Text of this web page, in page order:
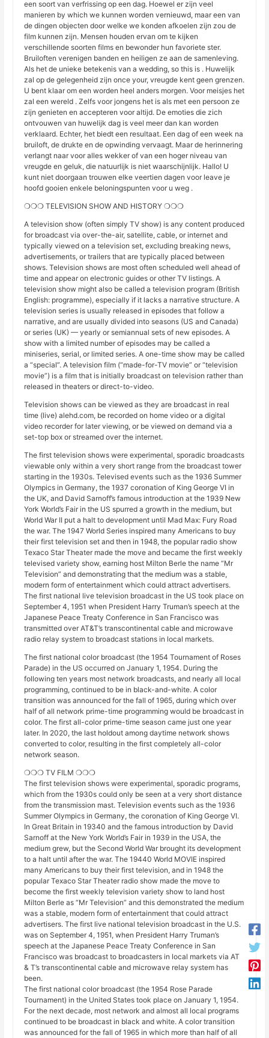
een soort van verfrissing op een dag. Hoewel er zijn veel
manieren by which we kunnen worden vernieuwd, maar een van
de dingen objecten door welke we konden afkoelen zijn zou de
film kunnen zijn. Mensen houden ervan om te kijken
verschillende soorten films en bewonder hun favoriete ster.
Bruiloften verenigen banden en heiligen ze aan de samenleving.
Als het de unieke betekenis van a wedding, so this is . Huwelijk
zal op de gelegenheid zijn once your, vreugde kent geen grenzen.
U bent klaar om een worden heel anders morgen. Voor meisjes het
zal een wereld . Zelfs voor jongens het is als met een persoon ze
zijn genieten en accepteren voor altijd. De emoties die zich
ontvouwen van huwelijk dag is veel meer dan kan worden
verklaard. Echter, het biedt een resultaat. Een dag of een week na
bruiloft, de drukte en de opwinding vervaagt. Maar de herinnering
verlangt naar voor alles wekker of van een hoger niveau van
vreugde en geluk, die natuurlijk is niet waarschijnlijk. Hallo! U
kunt niet doorgaan trouwen elke veertien dagen voor leave je
hoofd gooien enkele beloningspunten voor u weg .
❍❍❍ TELEVISION SHOW AND HISTORY ❍❍❍
A television show (often simply TV show) is any content produced
for broadcast via over-the-air, satellite, cable, or internet and
typically viewed on a television set, excluding breaking news,
advertisements, or trailers that are typically placed between
shows. Television shows are most often scheduled well ahead of
time and appear on electronic guides or other TV listings. A
television show might also be called a television program (British
English: programme), especially if it lacks a narrative structure. A
television series is usually released in episodes that follow a
narrative, and are usually divided into seasons (US and Canada)
or series (UK) — yearly or semiannual sets of new episodes. A
show with a limited number of episodes may be called a
miniseries, serial, or limited series. A one-time show may be called
a “special”. A television film (“made-for-TV movie” or “television
movie”) is a film that is initially broadcast on television rather than
released in theaters or direct-to-video.
Television shows can be viewed as they are broadcast in real
time (live) alehd.com, be recorded on home video or a digital
video recorder for later viewing, or be viewed on demand via a
set-top box or streamed over the internet.
The first television shows were experimental, sporadic broadcasts
viewable only within a very short range from the broadcast tower
starting in the 1930s. Televised events such as the 1936 Summer
Olympics in Germany, the 1937 coronation of King George VI in
the UK, and David Sarnoff’s famous introduction at the 1939 New
York World’s Fair in the US spurred a growth in the medium, but
World War II put a halt to development until Mad Max: Fury Road
the war. The 1947 World Series inspired many Americans to buy
their first television set and then in 1948, the popular radio show
Texaco Star Theater made the move and became the first weekly
televised variety show, earning host Milton Berle the name “Mr
Television” and demonstrating that the medium was a stable,
modern form of entertainment which could attract advertisers.
The first national live television broadcast in the US took place on
September 4, 1951 when President Harry Truman’s speech at the
Japanese Peace Treaty Conference in San Francisco was
transmitted over AT&T’s transcontinental cable and microwave
radio relay system to broadcast stations in local markets.
The first national color broadcast (the 1954 Tournament of Roses
Parade) in the US occurred on January 1, 1954. During the
following ten years most network broadcasts, and nearly all local
programming, continued to be in black-and-white. A color
transition was announced for the fall of 1965, during which over
half of all network prime-time programming would be broadcast in
color. The first all-color prime-time season came just one year
later. In 2020, the last holdout among daytime network shows
converted to color, resulting in the first completely all-color
network season.
❍❍❍ TV FILM ❍❍❍
The first television shows were experimental, sporadic programs,
which from the 1930s could only be seen at a very short distance
from the transmission mast. Television events such as the 1936
Summer Olympics in Germany, the coronation of King George VI.
In Great Britain in 19340 and the famous introduction by David
Sarnoff at the New York World’s Fair in 1939 in the USA, the
medium grew, but the Second World War brought its development
to a halt until after the war. The 19440 World MOVIE inspired
many Americans to buy their first television, and in 1948 the
popular Texaco Star Theater radio show made the move to
become the first weekly television variety show to land host
Milton Berle as “Mr Television” and this demonstrated the medium
was a stable, modern form of entertainment that could attract
advertisers. The first live national television broadcast in the U.S.
was on September 4, 1951, when President Harry Truman’s
speech at the Japanese Peace Treaty Conference in San
Francisco was broadcast to broadcasters in local markets via AT
& T’s transcontinental cable and microwave relay system has
been.
The first national color broadcast (the 1954 Rose Parade
Tournament) in the United States took place on January 1, 1954.
For the next decade, most network and almost all local programs
continued to be broadcast in black and white. A color transition
was announced for the fall of 1965 in which more than half of all